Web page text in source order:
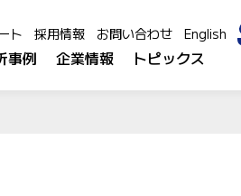
事例 企業情報 トピックス
ト 採用情報 お問い合わせ English